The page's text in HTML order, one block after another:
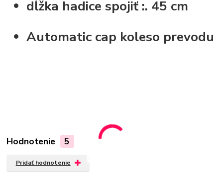
dĺžka hadice spojiť :. 45 cm
Automatic cap koleso prevodu
Hodnotenie 5
Pridať hodnotenie